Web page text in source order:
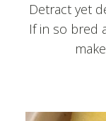
Detract yet
If in so bred